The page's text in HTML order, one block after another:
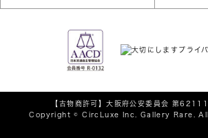
【古物商許可】大阪府公安委員会 第
Copyright © CircLuxe Inc. Gallery Rare.